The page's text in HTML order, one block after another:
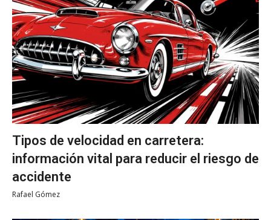
Tipos de velocidad en carretera:
información vital para reducir el riesgo de
accidente
Rafael Gómez